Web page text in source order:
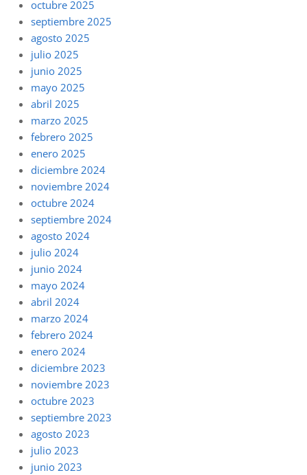
octubre 2025
septiembre 2025
agosto 2025
julio 2025
junio 2025
mayo 2025
abril 2025
marzo 2025
febrero 2025
enero 2025
diciembre 2024
noviembre 2024
octubre 2024
septiembre 2024
agosto 2024
julio 2024
junio 2024
mayo 2024
abril 2024
marzo 2024
febrero 2024
enero 2024
diciembre 2023
noviembre 2023
octubre 2023
septiembre 2023
agosto 2023
julio 2023
junio 2023